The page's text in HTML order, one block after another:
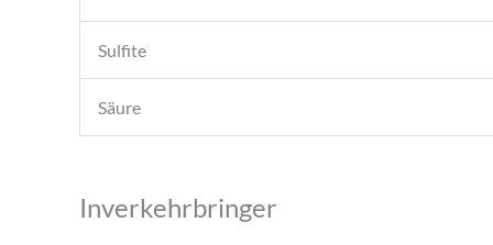
Sulfite
Säure
Inverkehrbringer